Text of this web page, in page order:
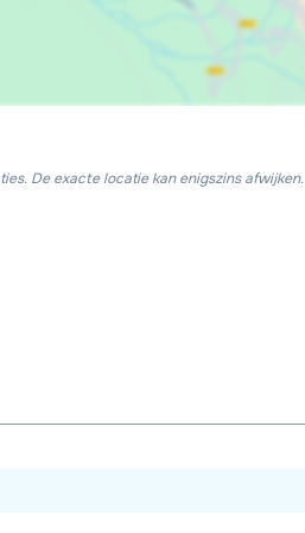
De exacte locatie kan enigszins afwijken.